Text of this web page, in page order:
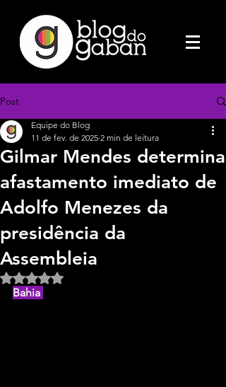
Post
Gilmar Mendes determina
afastamento imediato de
Adolfo Menezes da
presidência da
Assembleia
Equipe do Blog
11 de fev. de 2025 2 min de leitura
Avaliado com NaN de 5 estrelas.
Bahia